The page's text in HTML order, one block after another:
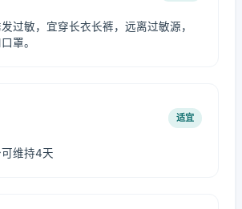
过敏，宜穿长衣长裤，远离过敏源，
罩。
适宜
维持4天